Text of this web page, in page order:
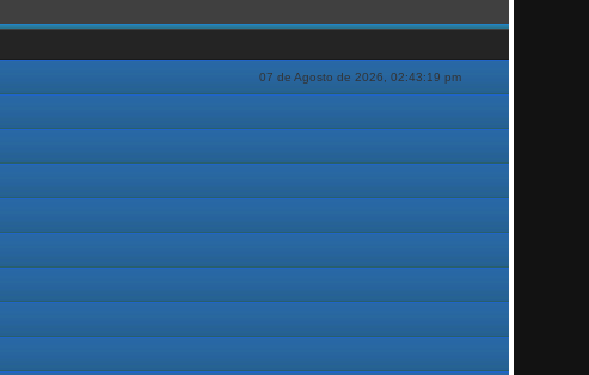
07 de Agosto de 2026, 02:43:19 pm